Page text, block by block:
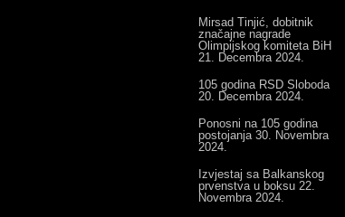
Mirsad Tinjić, dobitnik
značajne nagrade
Olimpijskog komiteta BiH
21. Decembra 2024.
105 godina RSD Sloboda
20. Decembra 2024.
Ponosni na 105 godina
postojanja 30. Novembra
2024.
Izvjestaj sa Balkanskog
prvenstva u boksu 22.
Novembra 2024.